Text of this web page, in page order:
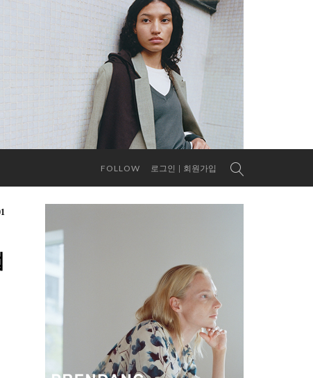
FOLLOW 로그인 회원가입